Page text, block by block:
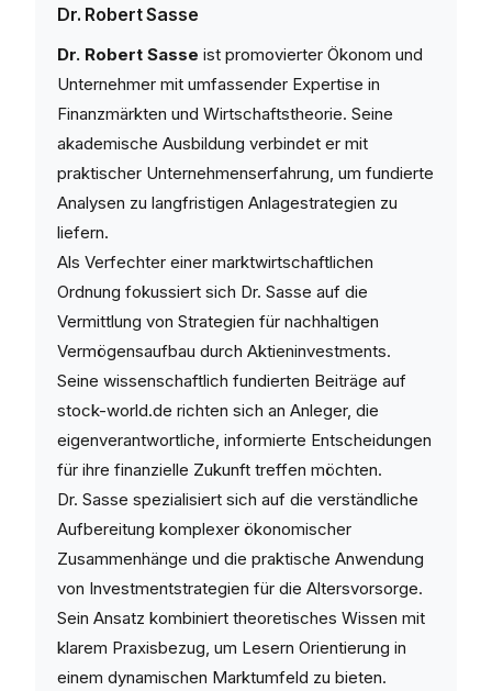
Dr. Robert Sasse
Dr. Robert Sasse ist promovierter Ökonom und
Unternehmer mit umfassender Expertise in
Finanzmärkten und Wirtschaftstheorie. Seine
akademische Ausbildung verbindet er mit
praktischer Unternehmenserfahrung, um fundierte
Analysen zu langfristigen Anlagestrategien zu
liefern.
Als Verfechter einer marktwirtschaftlichen
Ordnung fokussiert sich Dr. Sasse auf die
Vermittlung von Strategien für nachhaltigen
Vermögensaufbau durch Aktieninvestments.
Seine wissenschaftlich fundierten Beiträge auf
stock-world.de richten sich an Anleger, die
eigenverantwortliche, informierte Entscheidungen
für ihre finanzielle Zukunft treffen möchten.
Dr. Sasse spezialisiert sich auf die verständliche
Aufbereitung komplexer ökonomischer
Zusammenhänge und die praktische Anwendung
von Investmentstrategien für die Altersvorsorge.
Sein Ansatz kombiniert theoretisches Wissen mit
klarem Praxisbezug, um Lesern Orientierung in
einem dynamischen Marktumfeld zu bieten.